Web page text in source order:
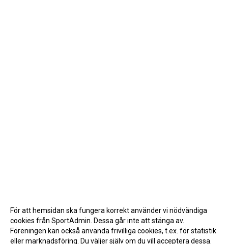
För att hemsidan ska fungera korrekt använder vi nödvändiga
cookies från SportAdmin. Dessa går inte att stänga av.
Föreningen kan också använda frivilliga cookies, t.ex. för statistik
eller marknadsföring. Du väljer själv om du vill acceptera dessa.